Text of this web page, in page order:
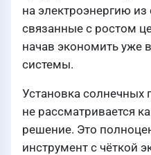
на электроэнергию из
связанные с ростом
начав экономить уже
системы.
Установка солнечных
не рассматривается
решение. Это
инструмент с чёткой